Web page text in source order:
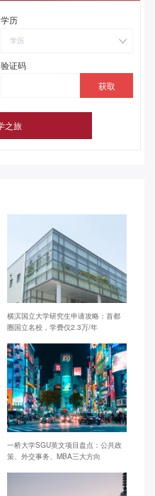
学历
学历
验证码
横滨国立大学研究生申请攻略：首都
圈国立名校，学费仅2.3万/年
一桥大学SGU英文项目盘点：公共政
策、外交事务、MBA三大方向